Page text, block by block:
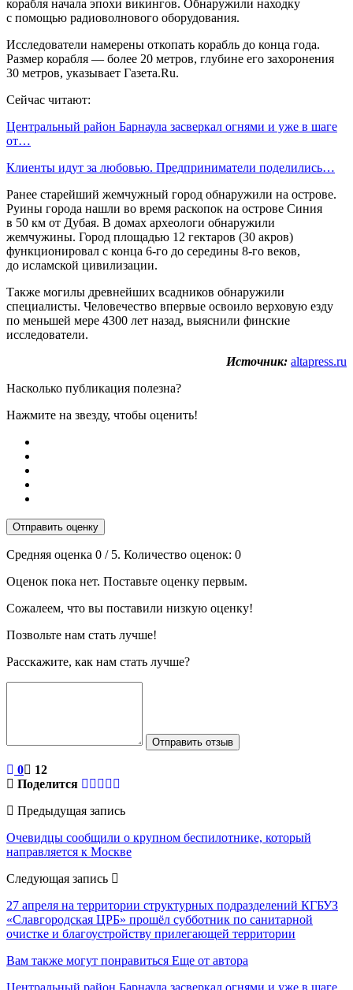
корабля начала эпохи викингов. Обнаружили находку
с помощью радиоволнового оборудования.
Исследователи намерены откопать корабль до конца года.
Размер корабля — более 20 метров, глубине его захоронения
30 метров, указывает Газета.Ru.
Сейчас читают:
Центральный район Барнаула засверкал огнями и уже в шаге
от…
Клиенты идут за любовью. Предприниматели поделились…
Ранее старейший жемчужный город обнаружили на острове.
Руины города нашли во время раскопок на острове Синия
в 50 км от Дубая. В домах археологи обнаружили
жемчужины. Город площадью 12 гектаров (30 акров)
функционировал с конца 6-го до середины 8-го веков,
до исламской цивилизации.
Также могилы древнейших всадников обнаружили
специалисты. Человечество впервые освоило верховую езду
по меньшей мере 4300 лет назад, выяснили финские
исследователи.
Источник: altapress.ru
Насколько публикация полезна?
Нажмите на звезду, чтобы оценить!
Отправить оценку
Средняя оценка 0 / 5. Количество оценок: 0
Оценок пока нет. Поставьте оценку первым.
Сожалеем, что вы поставили низкую оценку!
Позвольте нам стать лучше!
Расскажите, как нам стать лучше?
Отправить отзыв
0
12
Поделится
Предыдущая запись
Очевидцы сообщили о крупном беспилотнике, который
направляется к Москве
Следующая запись
27 апреля на территории структурных подразделений КГБУЗ
«Славгородская ЦРБ» прошёл субботник по санитарной
очистке и благоустройству прилегающей территории
Вам также могут понравиться Еще от автора
Центральный район Барнаула засверкал огнями и уже в шаге